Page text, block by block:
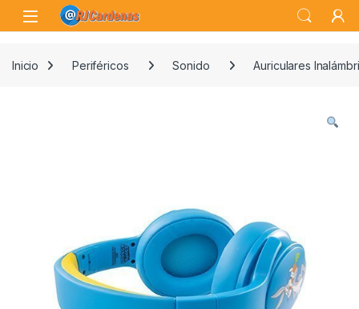
Skip to navigation
Skip to content
Open
Inicio Periféricos Sonido Auriculares